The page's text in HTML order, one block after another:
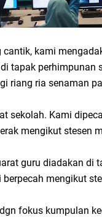
kami
tapak perhimpunan
riang ria senaman
sekolah. Kami
mengikut stesen
guru diadakan di
berpecah mengikut
fokus kumpulan